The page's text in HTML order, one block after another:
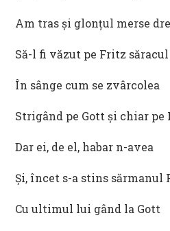
Am tras și glonțul merse
Să-l fi văzut pe Fritz săracul
În sânge cum se zvârcolea
Strigând pe Gott și chiar pe
Dar ei, de el, habar n-avea
Și, încet s-a stins sărmanul
Cu ultimul lui gând la Gott